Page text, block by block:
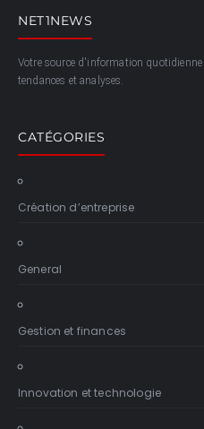
NET1NEWS
Votre source d'information
tendances et analyses.
CATÉGORIES
Création d’entreprise
General
Gestion et finances
Innovation et technologie